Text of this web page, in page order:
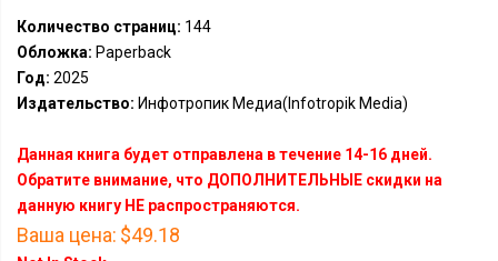
Количество страниц: 144
Обложка: Paperback
Год: 2025
Издательство: Инфотропик Медиа(Infotropik Media)
Данная книга будет отправлена в течение 14-16 дней.
Обратите внимание, что ДОПОЛНИТЕЛЬНЫЕ скидки на
данную книгу НЕ распространяются.
Ваша цена: $49.18